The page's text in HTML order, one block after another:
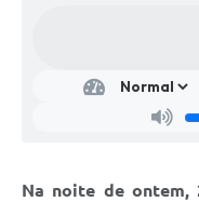
Na noite de ontem,